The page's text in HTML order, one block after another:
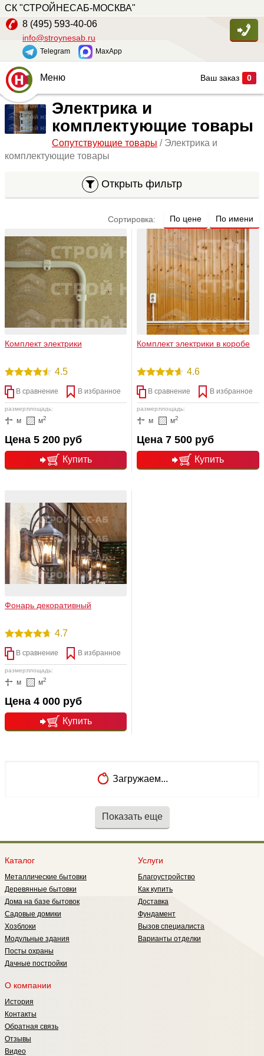
СК "СТРОЙНЕСАБ-МОСКВА"
8 (495) 593-40-06
info@stroynesab.ru
Telegram MaxApp
Ваш заказ 0
Главная
Каталог
Услуги
Сопутствующие товары
Контакты
Меню
Электрика и
комплектующие товары
Сопутствующие товары / Электрика и
комплектующие товары
Открыть фильтр
Сортировка: По цене По имени
Комплект электрики
4.5
В сравнение В избранное
размер:
м
площадь:
м2
Купить
Цена 5 200 руб
подробнее
Комплект электрики в коробе
4.6
В сравнение В избранное
размер:
м
площадь:
м2
Купить
Цена 7 500 руб
подробнее
Фонарь декоративный
4.7
В сравнение В избранное
размер:
м
площадь:
м2
Купить
Цена 4 000 руб
подробнее
Загружаем...
Показать еще
Каталог
Металлические бытовки
Деревянные бытовки
Дома на базе бытовок
Садовые домики
Хозблоки
Модульные здания
Посты охраны
Дачные постройки
Услуги
Благоустройство
Как купить
Доставка
Фундамент
Вызов специалиста
Варианты отделки
О компании
История
Контакты
Обратная связь
Отзывы
Видео